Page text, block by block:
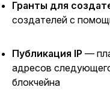
Гранты для
создателей с
Публикация IP —
адресов
блокчейна